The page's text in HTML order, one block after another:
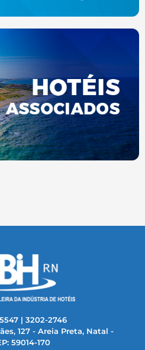
| 3202-2746
127 - Areia Preta, Natal -
59014-170